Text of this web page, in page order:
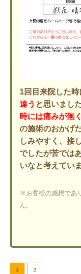
1回目来院した時
違う と思いまし
時には痛みが無
の施術のおかげ
しみやすく、接
でしたが苦では
いなと考えていま
※お客様の感想であ
ん。
1 2